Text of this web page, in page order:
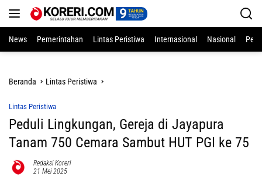
News
Pemerintahan Lintas Peristiwa Internasional Nasional
Beranda Lintas Peristiwa
Lintas Peristiwa
Peduli Lingkungan, Gereja di Jayapura
Tanam 750 Cemara Sambut HUT PGI ke 75
Redaksi Koreri
21 Mei 2025